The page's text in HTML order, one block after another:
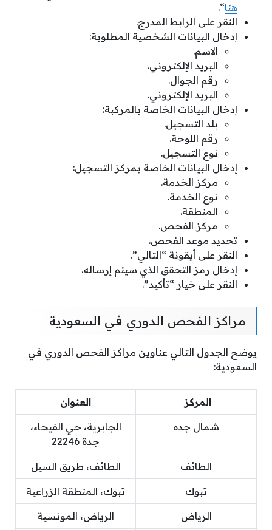
هنا“.
النقر على الرابط المدرج.
إدخال البيانات الشخصية المطلوبة:
الاسم.
البريد الإلكتروني.
رقم الجوال.
البريد الإلكتروني.
إدخال البيانات الخاصة بالمركبة:
بلد التسجيل.
رقم اللوحة.
نوع التسجيل.
إدخال البيانات الخاصة بمركز التسجيل:
مركز الخدمة.
نوع الخدمة.
المنطقة.
مركز الفحص.
تحديد موعد الفحص.
النقر على أيقونة “التالي”.
إدخال رمز التحقق الذي سيتم إرساله.
النقر على خيار “تأكيد”.
مراكز الفحص الدوري في السعودية
يوضح الجدول التالي عناوين مراكز الفحص الدوري في
السعودية:
المركز العنوان
شمال جده
الجابرية، حي الفيحاء،
جدة 22246
الطائف الطائف، طريق السيل
تبوك تبوك، المنطقة الزراعية
الرياض الرياض، المونسية